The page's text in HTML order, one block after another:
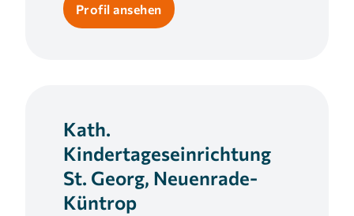
Profil ansehen
Kath.
Kindertageseinrichtung
St. Georg, Neuenrade-
Küntrop